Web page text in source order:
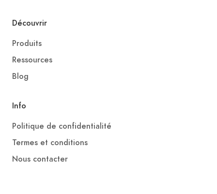
Découvrir
Produits
Ressources
Blog
Info
Politique de confidentialité
Termes et conditions
Nous contacter